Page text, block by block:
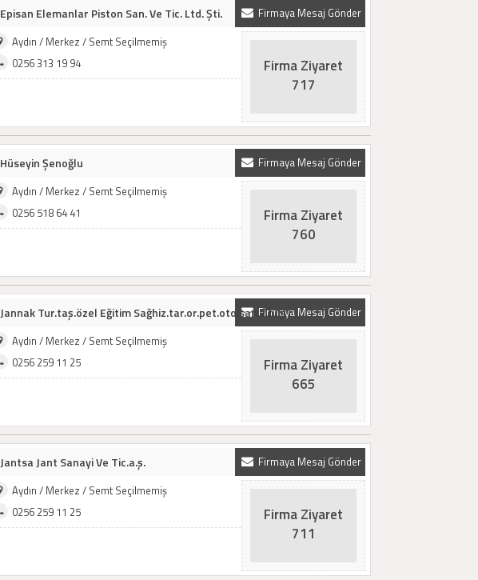
Firmaya Mesaj Gönder
Episan Elemanlar Piston San. Ve Tic. Ltd. Şti.
Aydın / Merkez / Semt Seçilmemiş
0256 313 19 94
Firma Ziyaret
717
Firmaya Mesaj Gönder
Hüseyin Şenoğlu
Aydın / Merkez / Semt Seçilmemiş
0256 518 64 41
Firma Ziyaret
760
Firmaya Mesaj Gönder
Jannak Tur.taş.özel Eğitim Sağhiz.tar.or.pet.oto.san.v.t.l.ş
Aydın / Merkez / Semt Seçilmemiş
0256 259 11 25
Firma Ziyaret
665
Firmaya Mesaj Gönder
Jantsa Jant Sanayi Ve Tic.a.ş.
Aydın / Merkez / Semt Seçilmemiş
0256 259 11 25
Firma Ziyaret
711